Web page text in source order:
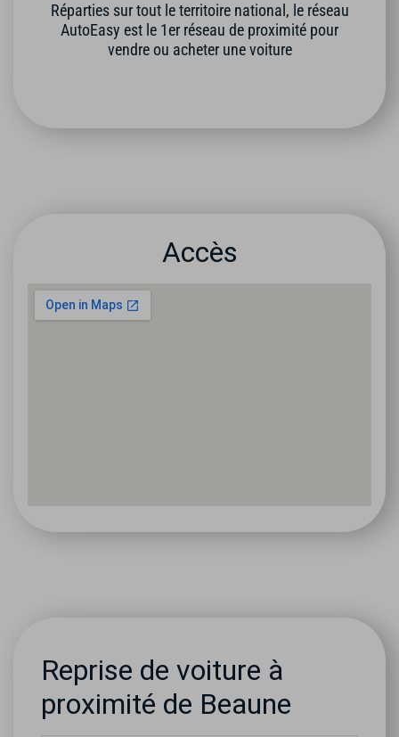
Réparties sur tout le territoire national, le réseau
AutoEasy est le 1er réseau de proximité pour
vendre ou acheter une voiture
Accès
Reprise de voiture à
proximité de Beaune